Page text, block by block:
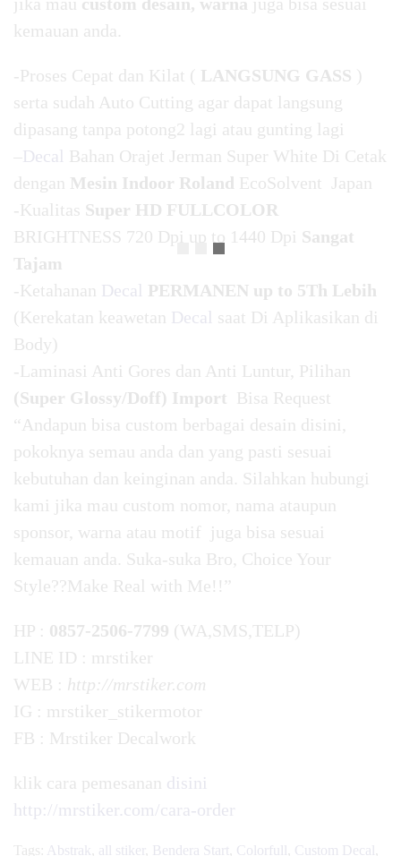
kemauan anda.
-Proses Cepat dan Kilat ( LANGSUNG GASS )
serta sudah Auto Cutting agar dapat langsung
dipasang tanpa potong2 lagi atau gunting lagi
–Decal Bahan Orajet Jerman Super White Di Cetak
dengan Mesin Indoor Roland EcoSolvent Japan
-Kualitas Super HD FULLCOLOR
BRIGHTNESS 720 Dpi up to 1440 Dpi Sangat
Tajam
-Ketahanan Decal PERMANEN up to 5Th Lebih
(Kerekatan keawetan Decal saat Di Aplikasikan di
Body)
-Laminasi Anti Gores dan Anti Luntur, Pilihan
(Super Glossy/Doff) Import Bisa Request
“Andapun bisa custom berbagai desain disini,
pokoknya semau anda dan yang pasti sesuai
kebutuhan dan keinginan anda. Silahkan hubungi
kami jika mau custom nomor, nama ataupun
sponsor, warna atau motif juga bisa sesuai
kemauan anda. Suka-suka Bro, Choice Your
Style??Make Real with Me!!”
HP : 0857-2506-7799 (WA,SMS,TELP)
LINE ID : mrstiker
WEB : http://mrstiker.com
IG : mrstiker_stikermotor
FB : Mrstiker Decalwork
klik cara pemesanan disini
http://mrstiker.com/cara-order
Tags: Abstrak all stiker Bendera Start Colorfull Custom Decal